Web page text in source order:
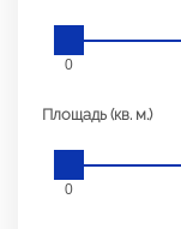
0
Площадь (кв. м.)
0